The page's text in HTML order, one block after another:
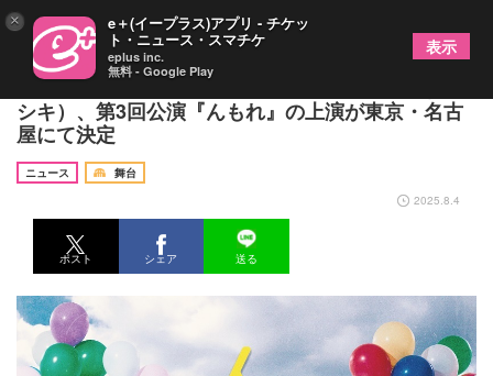
梅津瑞樹と橋本祥平による演劇ユニット言式（ゲン
シキ）、第3回公演『んもれ』の上演が東京・名古
屋にて決定
ニュース
舞台
2025.8.4
ポスト シェア 送る
× e＋(イープラス)アプリ - チケッ
ト・ニュース・スマチケ
eplus inc.
無料 - Google Play
表示